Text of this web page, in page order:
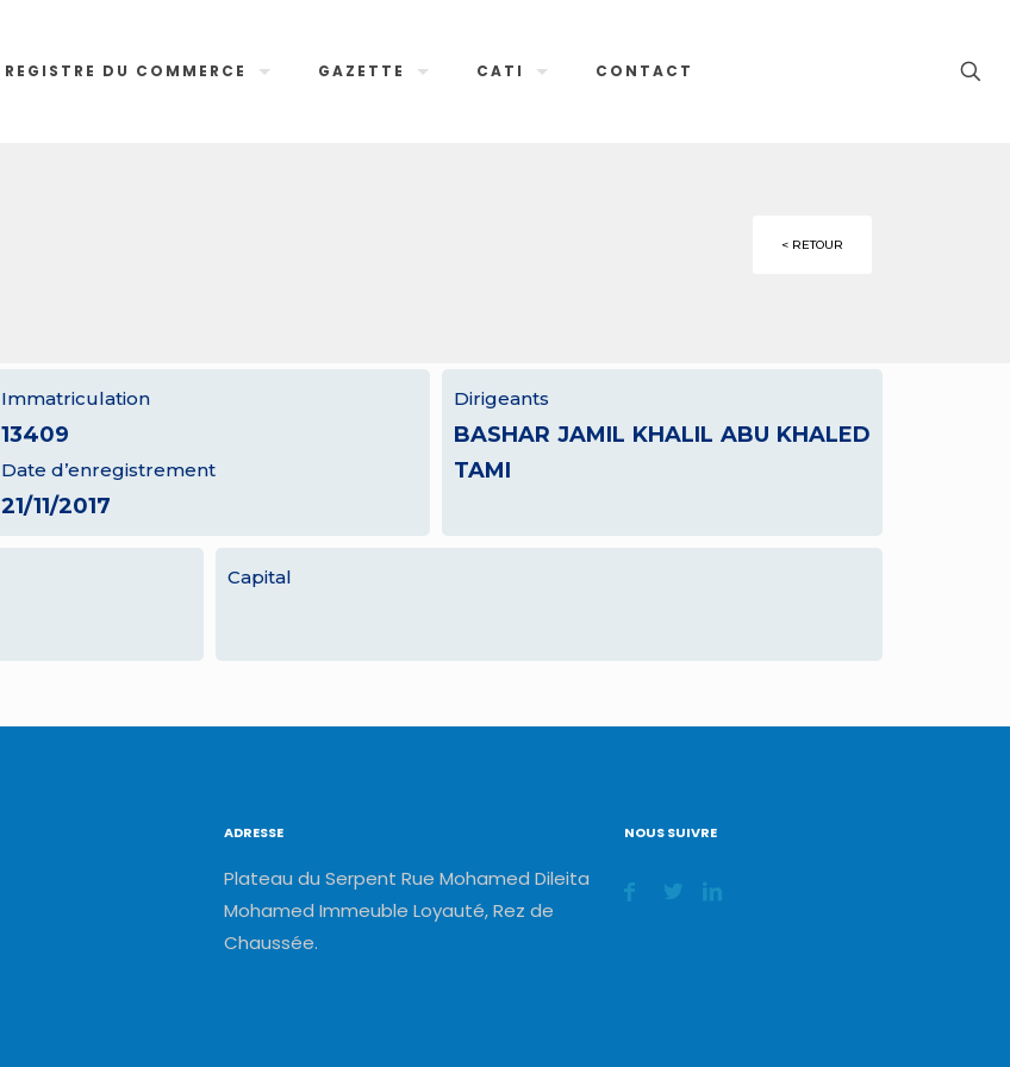
REGISTRE DU COMMERCE GAZETTE CATI CONTACT
< RETOUR
Immatriculation
13409
Date d’enregistrement
21/11/2017
Dirigeants
BASHAR JAMIL KHALIL ABU KHALED
TAMI
Capital
ADRESSE
Plateau du Serpent Rue Mohamed Dileita
Mohamed Immeuble Loyauté, Rez de
Chaussée.
NOUS SUIVRE